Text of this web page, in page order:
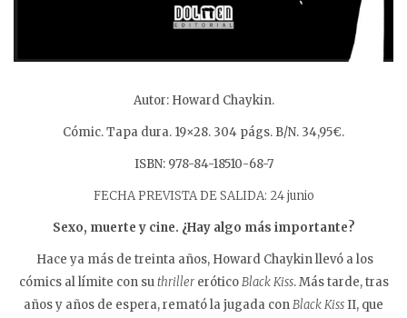
Autor: Howard Chaykin.
Cómic. Tapa dura. 19×28. 304 págs. B/N. 34,95€.
ISBN: 978-84-18510-68-7
FECHA PREVISTA DE SALIDA: 24 junio
Sexo, muerte y cine. ¿Hay algo más importante?
Hace ya más de treinta años, Howard Chaykin llevó a los
cómics al límite con suthrillereróticoBlack Kiss. Más tarde, tras
años y años de espera, remató la jugada conBlack KissII, que